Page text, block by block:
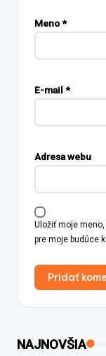
Meno*
E-mail *
Adresa webu
Uložiť moje
pre moje budúce
NAJNOVŠIA